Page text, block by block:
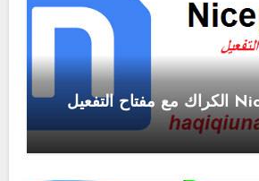
Nicepage 8.6.2 الكراك مع مفتاح التفعيل